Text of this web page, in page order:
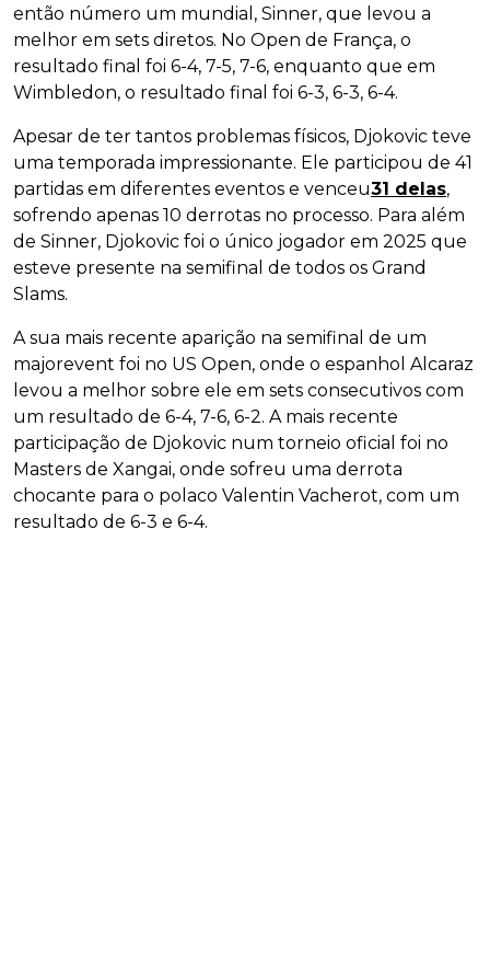
então número um mundial, Sinner, que levou a
melhor em sets diretos. No Open de França, o
resultado final foi 6-4, 7-5, 7-6, enquanto que em
Wimbledon, o resultado final foi 6-3, 6-3, 6-4.
Apesar de ter tantos problemas físicos, Djokovic teve
uma temporada impressionante. Ele participou de 41
partidas em diferentes eventos e venceu31 delas,
sofrendo apenas 10 derrotas no processo. Para além
de Sinner, Djokovic foi o único jogador em 2025 que
esteve presente na semifinal de todos os Grand
Slams.
A sua mais recente aparição na semifinal de um
majorevent foi no US Open, onde o espanhol Alcaraz
levou a melhor sobre ele em sets consecutivos com
um resultado de 6-4, 7-6, 6-2. A mais recente
participação de Djokovic num torneio oficial foi no
Masters de Xangai, onde sofreu uma derrota
chocante para o polaco Valentin Vacherot, com um
resultado de 6-3 e 6-4.